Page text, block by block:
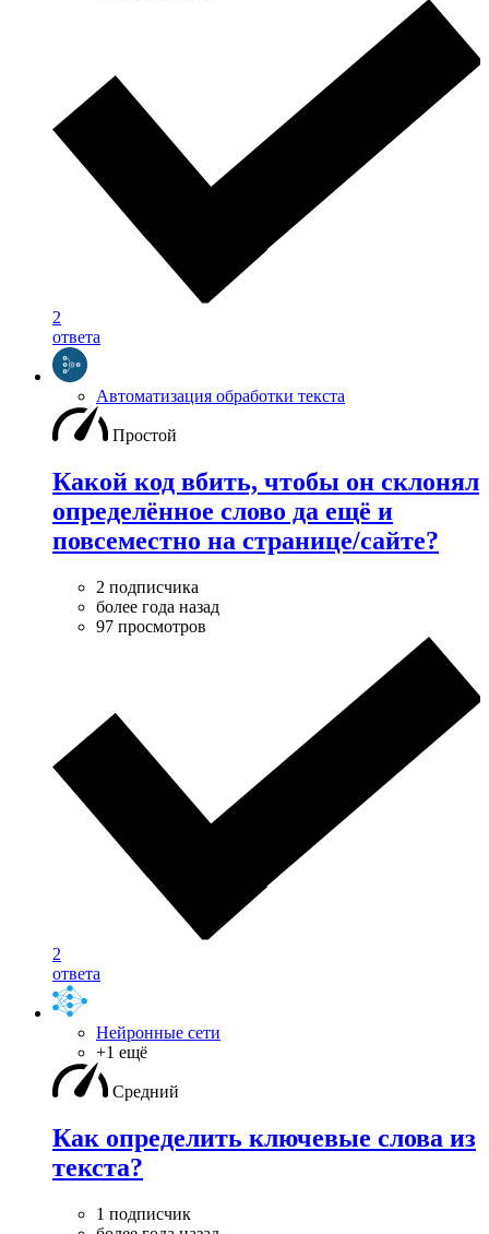
2
ответа
Автоматизация обработки текста
Простой
Какой код вбить, чтобы он склонял
определëнное слово да ещë и
повсеместно на странице/сайте?
2 подписчика
более года назад
97 просмотров
2
ответа
Нейронные сети
+1 ещё
Средний
Как определить ключевые слова из
текста?
1 подписчик